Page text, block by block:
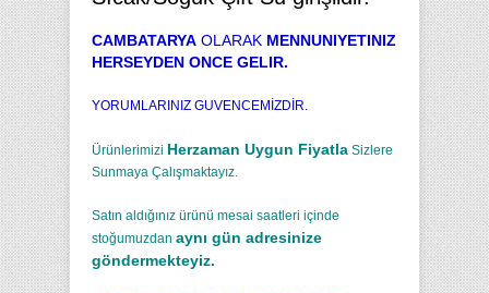
CAMBATARYA OLARAK MENNUNIYETINIZ
HERSEYDEN ONCE GELIR.
YORUMLARINIZ GUVENCEMİZDİR.
Ürünlerimizi Herzaman Uygun Fiyatla Sizlere
Sunmaya Çalışmaktayız.
Satın aldığınız ürünü mesai saatleri içinde
stoğumuzdan aynı gün adresinize
göndermekteyiz.